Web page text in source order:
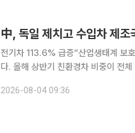
中, 독일 제치고 수입차 제
전기차 113.6% 급증“산업생태계 보호해야” 중국산 전기차가 국내 수입차 시장
다. 올해 상반기 친환경차 비중이 전
2026-08-04 09:36